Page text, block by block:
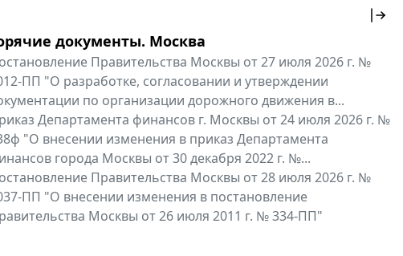
документы. Москва
Правительства Москвы от 27 июля 2026 г. №
ПП "О разработке, согласовании и утверждении
по организации дорожного движения в...
Департамента финансов г. Москвы от 24 июля 2026 г. №
"О внесении изменения в приказ Департамента
города Москвы от 30 декабря 2022 г. №...
Правительства Москвы от 28 июля 2026 г. №
ПП "О внесении изменения в постановление
Москвы от 26 июля 2011 г. № 334-ПП"